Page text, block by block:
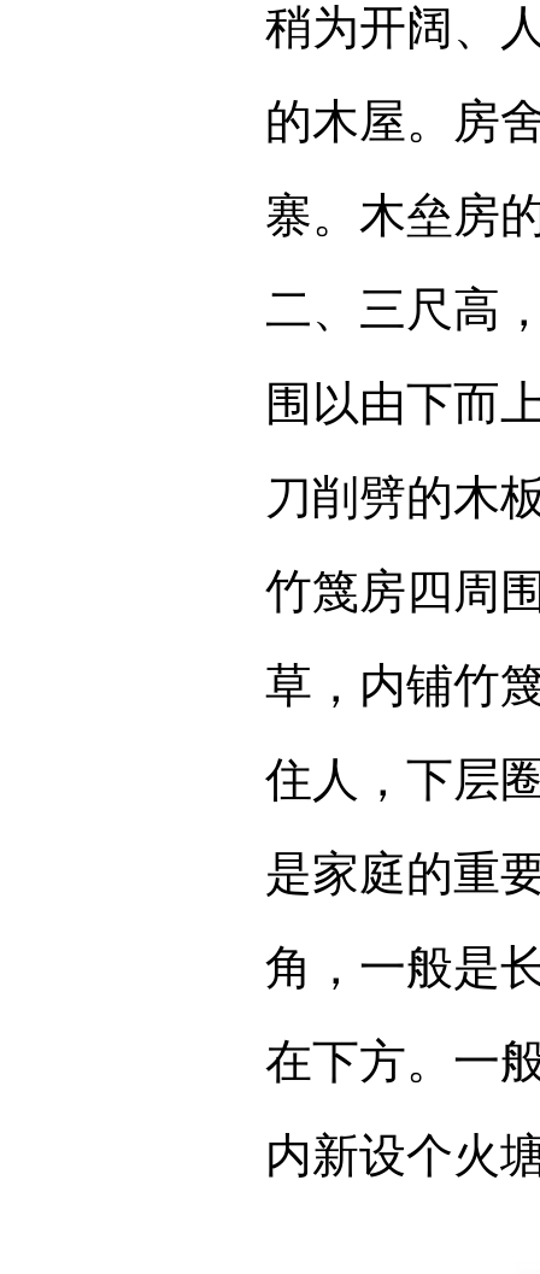
稍为开阔、
的木屋。房
寨。木垒房
二、三尺高
围以由下而
刀削劈的木
竹篾房四周
草，内铺竹
住人，下层
是家庭的重
角，一般是
在下方。一
内新设个火